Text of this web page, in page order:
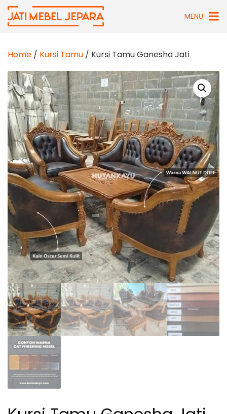
Skip
to
MENU
Home / Kursi Tamu / Kursi Tamu Ganesha Jati